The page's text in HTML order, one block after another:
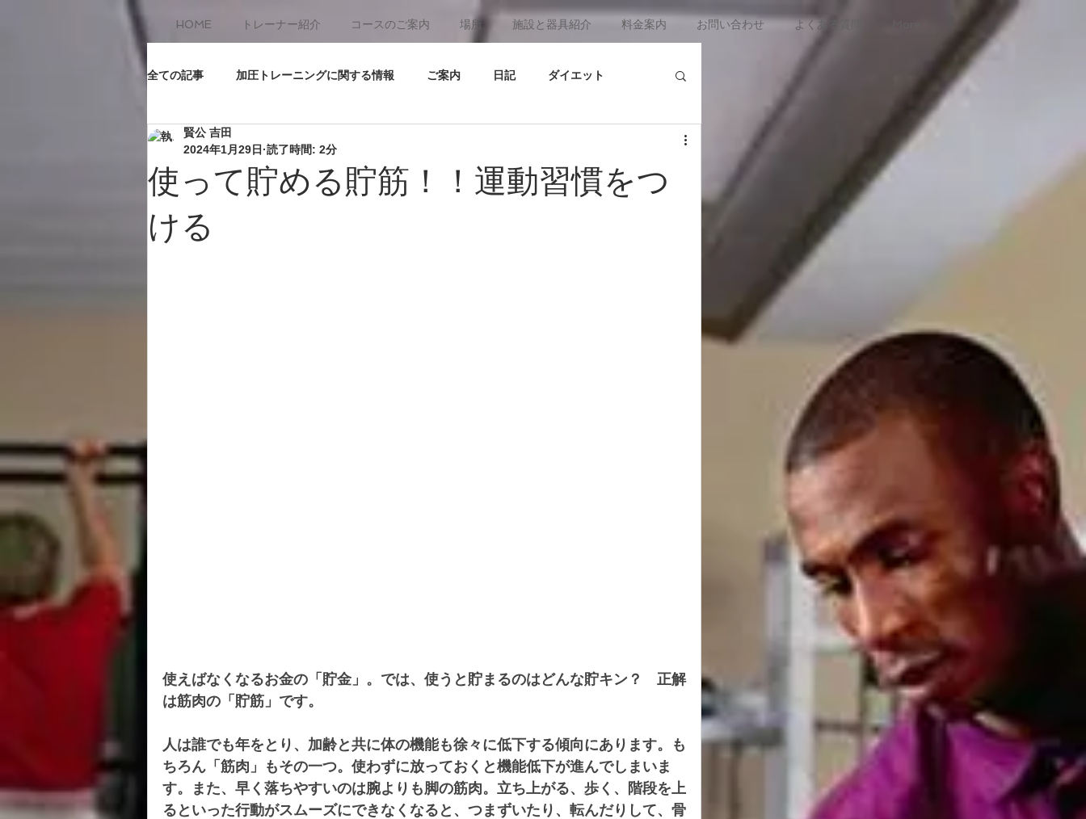
HOME トレーナー紹介 コースのご案内 場所 施設と器具紹介 料金案内 お問い合わせ よくある質問
全ての記事 加圧トレーニングに関する情報 ご案内 日記 ダイエット
プロテイン&アミノ酸について
使って貯める貯筋！！運動習慣をつ
ける
賢公 吉田
2024年1月29日 読了時間: 2分
使えばなくなるお金の「貯金」。では、使うと貯まるのはどんな貯キン？　正解
は筋肉の「貯筋」です。
人は誰でも年をとり、加齢と共に体の機能も徐々に低下する傾向にあります。も
ちろん「筋肉」もその一つ。使わずに放っておくと機能低下が進んでしまいま
す。また、早く落ちやすいのは腕よりも脚の筋肉。立ち上がる、歩く、階段を上
るといった行動がスムーズにできなくなると、つまずいたり、転んだりして、骨